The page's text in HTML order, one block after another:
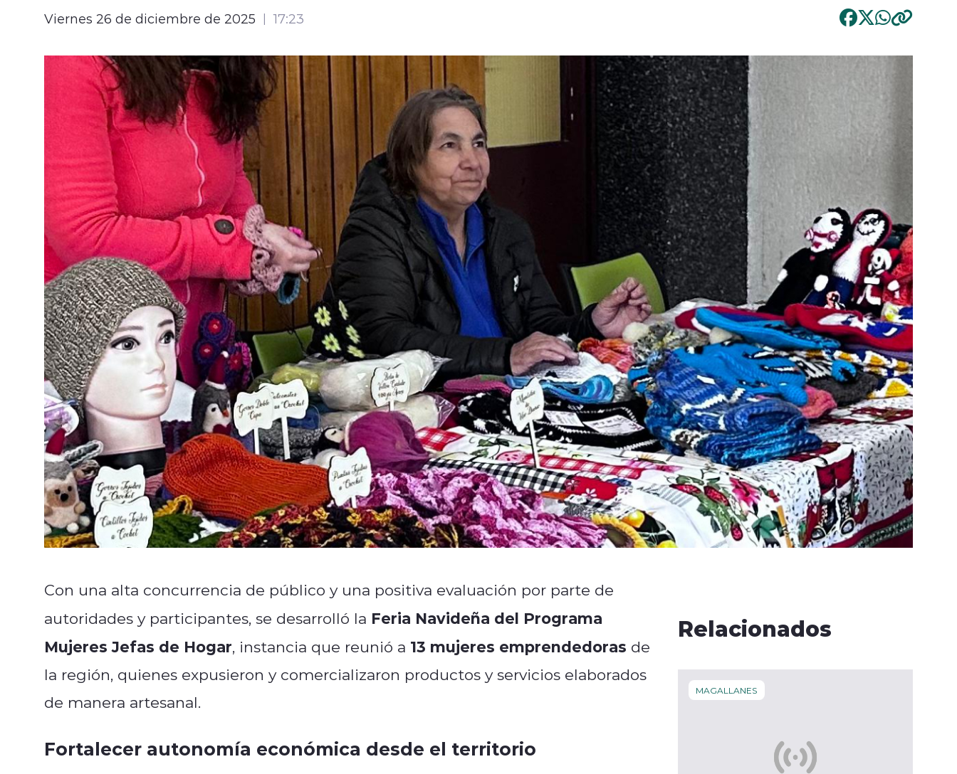
Viernes 26 de diciembre de 2025 17:23
Con una alta concurrencia de público y una positiva evaluación por parte de
autoridades y participantes, se desarrolló la Feria Navideña del Programa
Mujeres Jefas de Hogar, instancia que reunió a 13 mujeres emprendedoras de
la región, quienes expusieron y comercializaron productos y servicios elaborados
de manera artesanal.
Fortalecer autonomía económica desde el territorio
Relacionados
MAGALLANES